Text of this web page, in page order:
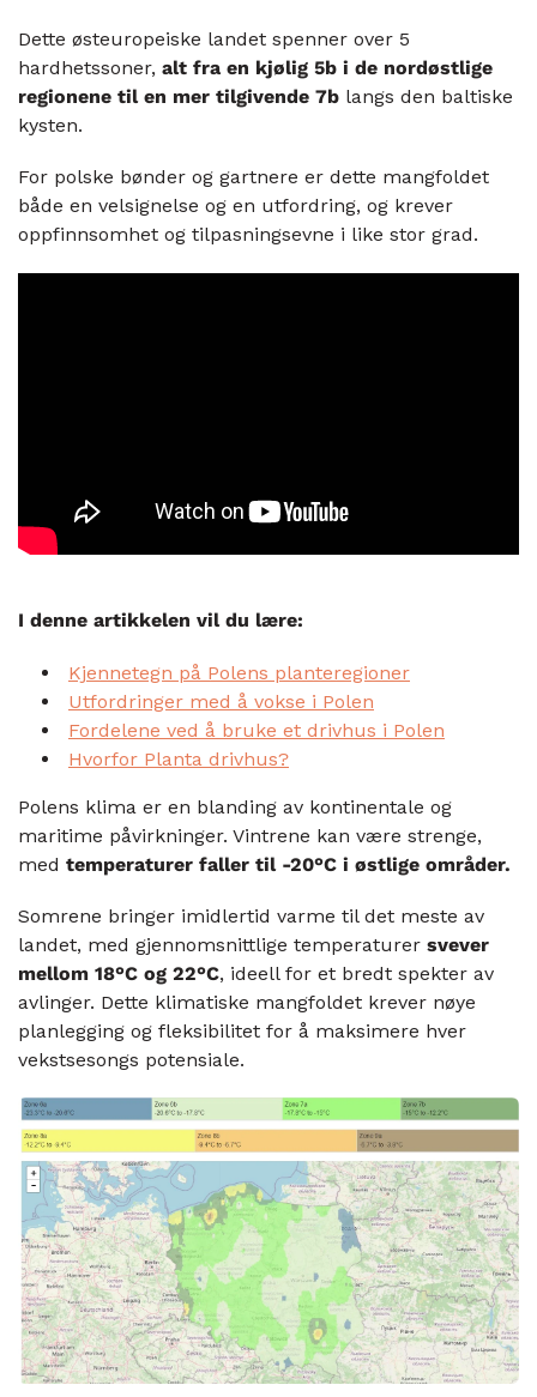
Dette østeuropeiske landet spenner over 5
hardhetssoner, alt fra en kjølig 5b i de nordøstlige
regionene til en mer tilgivende 7b langs den baltiske
kysten.
For polske bønder og gartnere er dette mangfoldet
både en velsignelse og en utfordring, og krever
oppfinnsomhet og tilpasningsevne i like stor grad.
I denne artikkelen vil du lære:
Kjennetegn på Polens planteregioner
Utfordringer med å vokse i Polen
Fordelene ved å bruke et drivhus i Polen
Hvorfor Planta drivhus?
Polens klima er en blanding av kontinentale og
maritime påvirkninger. Vintrene kan være strenge,
med temperaturer faller til -20°C i østlige områder.
Somrene bringer imidlertid varme til det meste av
landet, med gjennomsnittlige temperaturer svever
mellom 18°C ​​og 22°C, ideell for et bredt spekter av
avlinger. Dette klimatiske mangfoldet krever nøye
planlegging og fleksibilitet for å maksimere hver
vekstsesongs potensiale.